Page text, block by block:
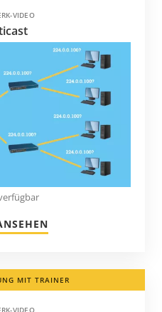
VIDEO
MIT TRAINER
VIDEO